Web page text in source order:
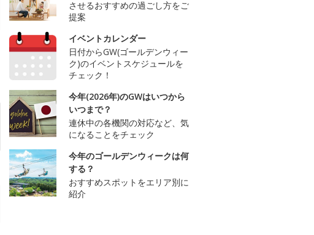
させるおすすめの過ごし方をご
提案
イベントカレンダー
日付からGW(ゴールデンウィー
ク)のイベントスケジュールを
チェック！
今年(2026年)のGWはいつから
いつまで？
連休中の各機関の対応など、気
になることをチェック
今年のゴールデンウィークは何
する？
おすすめスポットをエリア別に
紹介